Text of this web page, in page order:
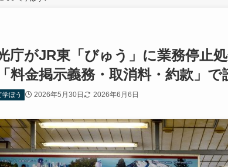
庁がJR東「びゅう」に業務停止
料金掲示義務・取消料・約款」で
ぼう 2026年5月30日 2026年6月6日